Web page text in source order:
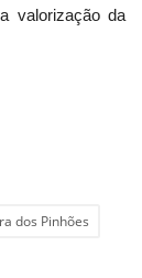
valorização da
dos Pinhões